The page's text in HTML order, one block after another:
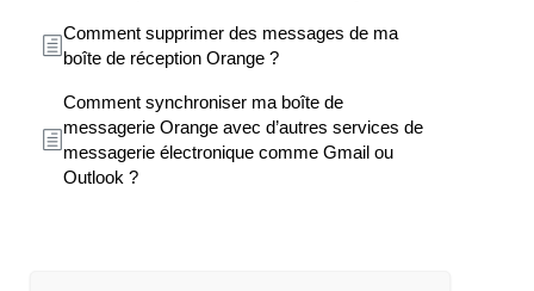
Comment supprimer des messages de ma
boîte de réception Orange ?
Comment synchroniser ma boîte de
messagerie Orange avec d’autres services de
messagerie électronique comme Gmail ou
Outlook ?